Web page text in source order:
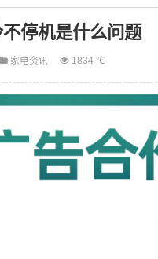
停机是什么问题
家电资讯 1834 ℃